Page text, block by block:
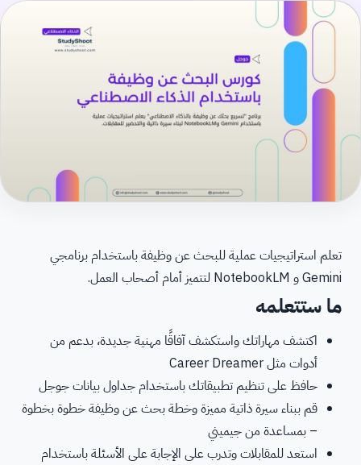
تعلم استراتيجيات عملية للبحث عن وظيفة باستخدام برنامجي
Gemini و NotebookLM لتتميز أمام أصحاب العمل.
ما ستتعلمه
اكتشف مهاراتك واستكشف آفاقًا مهنية جديدة، بدعم من
أدوات مثل Career Dreamer
حافظ على تنظيم تطبيقاتك باستخدام جداول بيانات جوجل
قم ببناء سيرة ذاتية مميزة وخطة بحث عن وظيفة خطوة بخطوة
– بمساعدة من جيميني
استعد للمقابلات وتدرب على الإجابة على الأسئلة باستخدام